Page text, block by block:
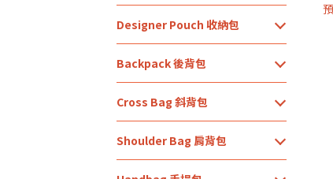
Designer Pouch 收納包
Backpack 後背包
Cross Bag 斜背包
Shoulder Bag 肩背包